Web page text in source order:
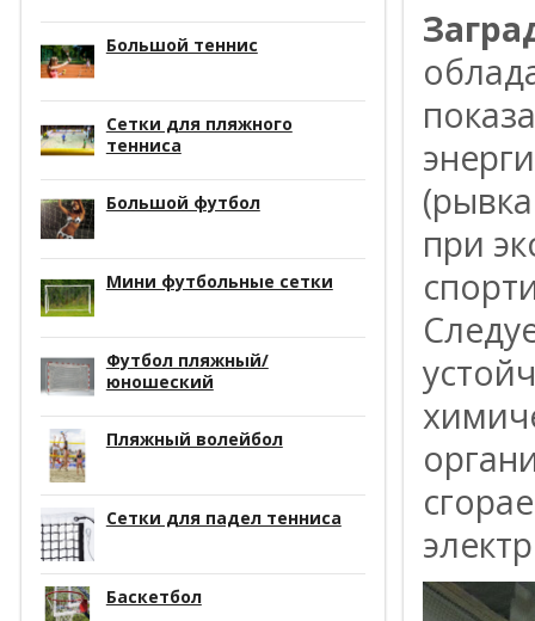
Большой теннис
Сетки для пляжного
тенниса
Большой футбол
Мини футбольные сетки
Футбол пляжный/
юношеский
Пляжный волейбол
Сетки для падел тенниса
Баскетбол
при